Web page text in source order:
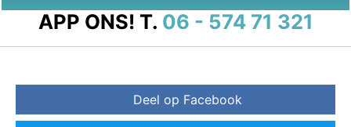
APP ONS! T. 06 - 574 71 321
Deel op Facebook